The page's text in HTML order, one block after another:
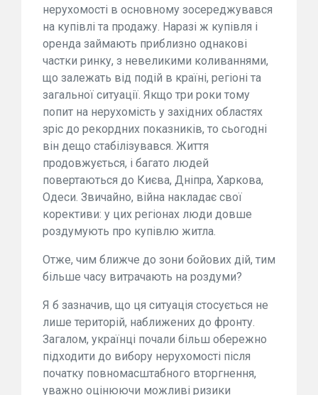
нерухомості в основному зосереджувався
на купівлі та продажу. Наразі ж купівля і
оренда займають приблизно однакові
частки ринку, з невеликими коливаннями,
що залежать від подій в країні, регіоні та
загальної ситуації. Якщо три роки тому
попит на нерухомість у західних областях
зріс до рекордних показників, то сьогодні
він дещо стабілізувався. Життя
продовжується, і багато людей
повертаються до Києва, Дніпра, Харкова,
Одеси. Звичайно, війна накладає свої
корективи: у цих регіонах люди довше
роздумують про купівлю житла.
Отже, чим ближче до зони бойових дій, тим
більше часу витрачають на роздуми?
Я б зазначив, що ця ситуація стосується не
лише територій, наближених до фронту.
Загалом, українці почали більш обережно
підходити до вибору нерухомості після
початку повномасштабного вторгнення,
уважно оцінюючи можливі ризики